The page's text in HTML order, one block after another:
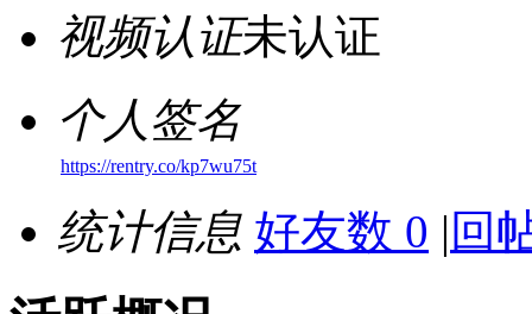
视频认证未认证
个人签名
https://rentry.co/kp7wu75t
统计信息 好友数 0 | 回